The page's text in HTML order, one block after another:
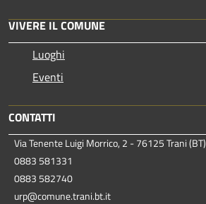
VIVERE IL COMUNE
Luoghi
Eventi
CONTATTI
Via Tenente Luigi Morrico, 2 - 76125 Trani (BT)
0883 581331
0883 582740
urp@comune.trani.bt.it